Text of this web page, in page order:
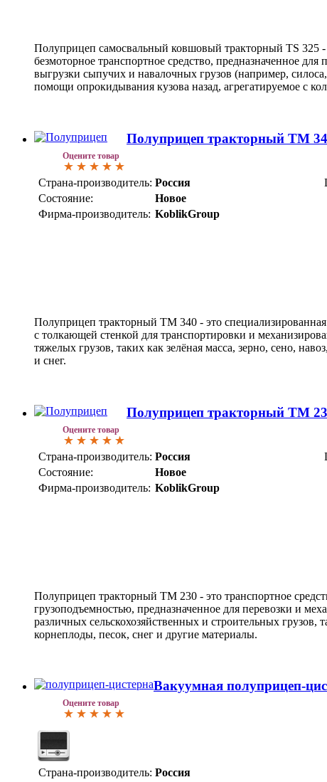
Полуприцеп самосвальный ковшовый тракторный TS 325 -
безмоторное транспортное средство, предназначенное
выгрузки сыпучих и навалочных грузов (например,
помощи опрокидывания кузова назад, агрегатируемое с
Оцените товар
Полуприцеп тракторный TM
Страна-производитель: Россия
Состояние:
Новое
Фирма-производитель: KoblikGroup
Полуприцеп тракторный TM 340 - это специализированная
с толкающей стенкой для транспортировки и
тяжелых грузов, таких как зелёная масса, зерно, сено,
и снег.
Оцените товар
Полуприцеп тракторный TM
Страна-производитель: Россия
Состояние:
Новое
Фирма-производитель: KoblikGroup
Полуприцеп тракторный TM 230 - это транспортное
грузоподъемностью, предназначенное для перевозки и
различных сельскохозяйственных и строительных грузов,
корнеплоды, песок, снег и другие материалы.
Оцените товар
Вакуумная полуприцеп-
Страна-производитель: Россия